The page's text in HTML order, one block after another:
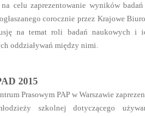
celu zaprezentowanie wyników
corocznie przez Krajowe
na temat roli badań naukowych i
oddziaływań między nimi.
2015
Prasowym PAP w Warszawie
szkolnej dotyczącego